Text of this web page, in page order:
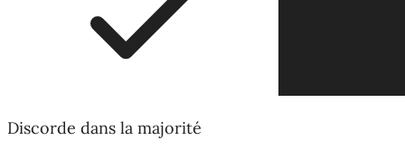
Discorde dans la majorité